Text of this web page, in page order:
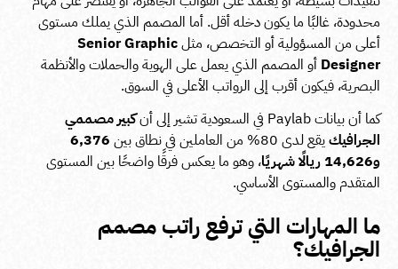
محدودة، غالبًا ما يكون دخله أقل. أما المصمم الذي يملك مستوى
أعلى من المسؤولية أو التخصص، مثلSenior Graphic
Designer أو المصمم الذي يعمل على الهوية والحملات والأنظمة
البصرية، فيكون أقرب إلى الرواتب الأعلى في السوق.
كما أن بيانات Paylab في السعودية تشير إلى أن
كبير مصممي
الجرافيكيقع لدى 80% من العاملين في نطاق بين
6,376
و14,626 ريالًا شهريًا
، وهو ما يعكس فرقًا واضحًا بين المستوى
المتقدم والمستوى الأساسي.
ما المهارات التي ترفع راتب مصمم
الجرافيك؟